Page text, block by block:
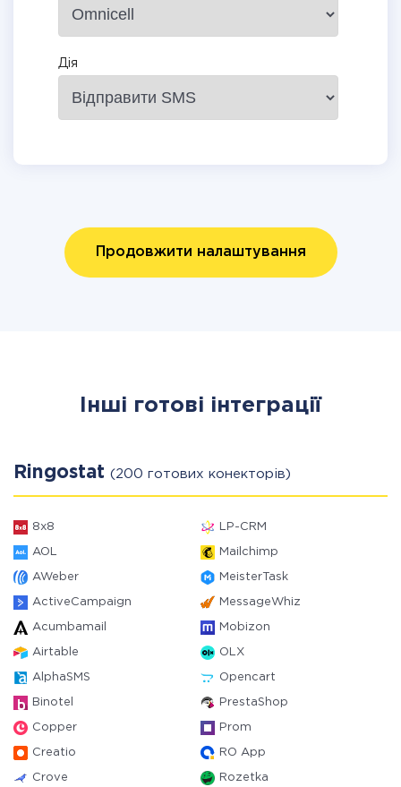
Дія
Продовжити налаштування
Інші готові інтеграції
Ringostat (200 готових конекторів)
8x8 LP-CRM
AOL Mailchimp
AWeber MeisterTask
ActiveCampaign MessageWhiz
Acumbamail Mobizon
Airtable OLX
AlphaSMS Opencart
Binotel PrestaShop
Copper Prom
Creatio RO App
Crove Rozetka